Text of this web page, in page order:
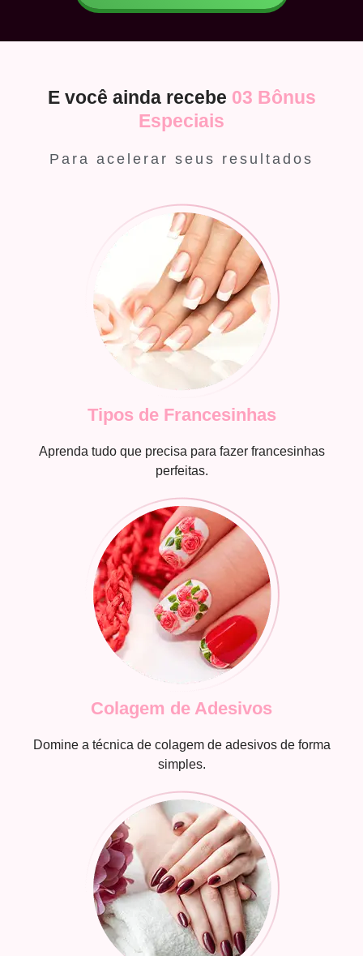
E você ainda recebe 03 Bônus
Especiais
Para acelerar seus resultados
Tipos de Francesinhas
Aprenda tudo que precisa para fazer francesinhas
perfeitas.
Colagem de Adesivos
Domine a técnica de colagem de adesivos de forma
simples.